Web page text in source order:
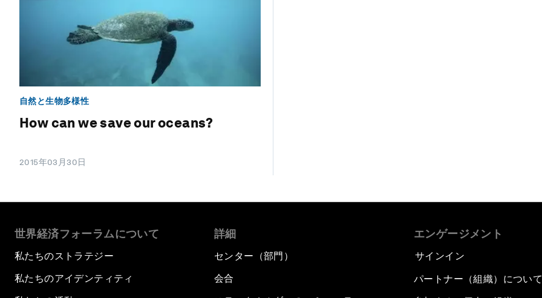
自然と生物多様性
How can we save our oceans?
2015年03月30日
世界経済フォーラムについて
私たちのストラテジー
私たちのアイデンティティ
詳細
センター（部門）
会合
エンゲージメント
サインイン
パートナー（組織）について